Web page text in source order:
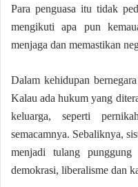
Para penguasa itu tidak
mengikuti apa pun
menjaga dan memastikan
Dalam kehidupan
Kalau ada hukum yang
keluarga, seperti
semacamnya. Sebaliknya,
menjadi tulang punggung
demokrasi, liberalisme dan